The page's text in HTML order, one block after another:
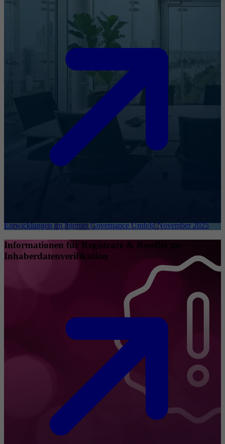
Entwicklungen im Internet Governance Umfeld November 2025
Informationen für Registrare & Reseller zu
Inhaberdatenverifikation